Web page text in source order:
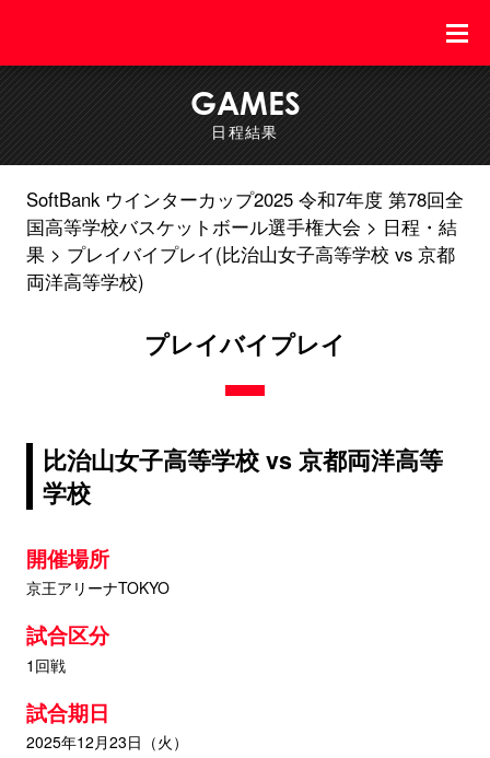
GAMES
日程結果
SoftBank ウインターカップ2025 令和7年度 第78回全
国高等学校バスケットボール選手権大会
日程・結
果
プレイバイプレイ(比治山女子高等学校 vs 京都
両洋高等学校)
プレイバイプレイ
比治山女子高等学校 vs 京都両洋高等
学校
開催場所
京王アリーナTOKYO
試合区分
1回戦
試合期日
2025年12月23日（火）